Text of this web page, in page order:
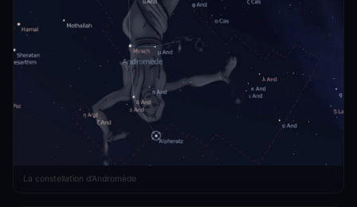
La constellation d'Andromède